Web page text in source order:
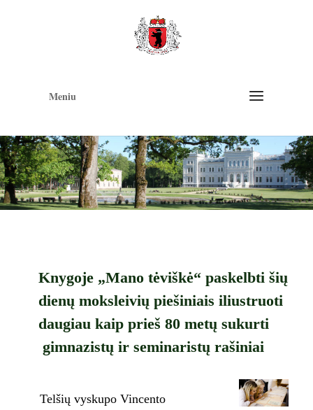
Meniu
Knygoje „Mano tėviškė“ paskelbti šių
dienų moksleivių piešiniais iliustruoti
daugiau kaip prieš 80 metų sukurti
gimnazistų ir seminaristų rašiniai
Telšių vyskupo Vincento